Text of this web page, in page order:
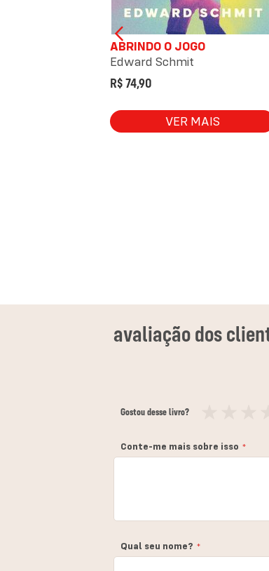
ABRINDO O JOGO
Edward Schmit
R$ 74,90
VER MAIS
Gostou desse livro?
estrela
estrelas
estrelas
estrelas
estrelas
Conte-me mais sobre isso
Qual seu nome?